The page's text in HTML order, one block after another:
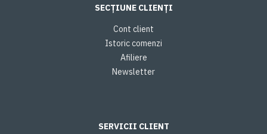
SECȚIUNE CLIENȚI
Cont client
Istoric comenzi
Afiliere
Newsletter
SERVICII CLIENT